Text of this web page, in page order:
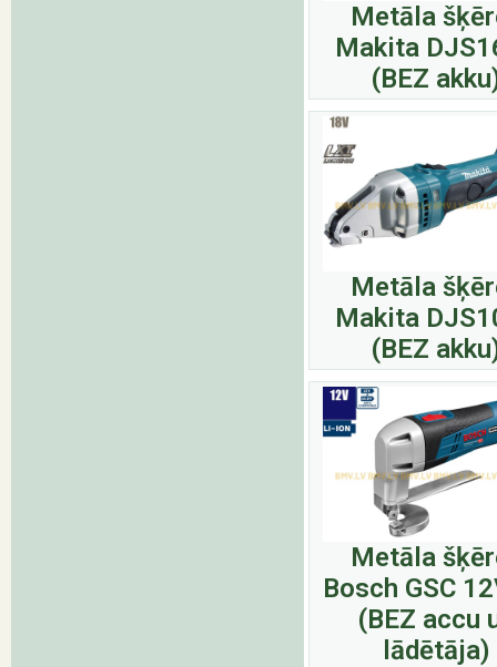
Metāla
Makita
(BEZ
Metāla
Makita
(BEZ
Metāla
Bosch GSC
(BEZ accu
lādētāja)